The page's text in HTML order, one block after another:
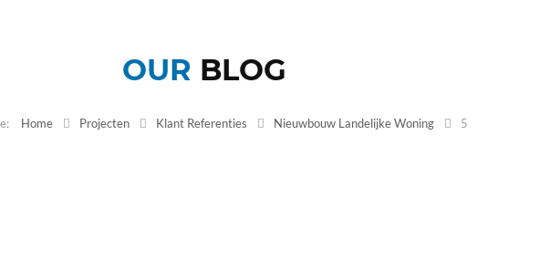
OUR BLOG
Home Projecten Klant Referenties Nieuwbouw Landelijke Woning 5